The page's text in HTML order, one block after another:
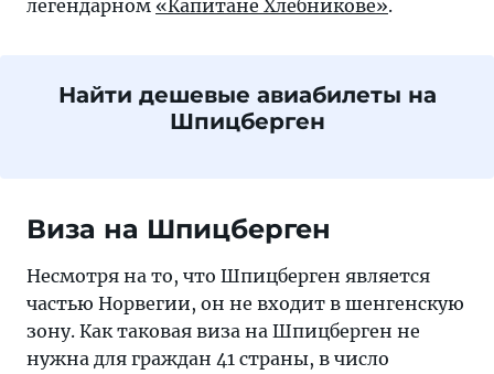
легендарном «Капитане Хлебникове».
Найти дешевые авиабилеты на
Шпицберген
Виза на Шпицберген
Несмотря на то, что Шпицберген является
частью Норвегии, он не входит в шенгенскую
зону. Как таковая виза на Шпицберген не
нужна для граждан 41 страны, в число